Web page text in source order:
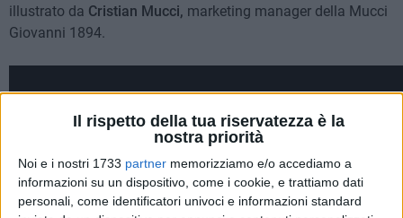
Il rispetto della tua riservatezza è la
nostra priorità
Noi e i nostri 1733 partner memorizziamo e/o accediamo a
informazioni su un dispositivo, come i cookie, e trattiamo dati
personali, come identificatori univoci e informazioni standard
illustrato da Cristian Mucci, marketing manager della Mucci
Giovanni 1894.